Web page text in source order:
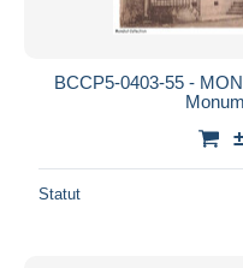
BCCP5-0403-55 -
Statut